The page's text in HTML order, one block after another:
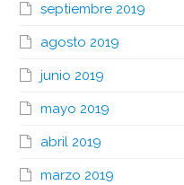
septiembre 2019
agosto 2019
junio 2019
mayo 2019
abril 2019
marzo 2019